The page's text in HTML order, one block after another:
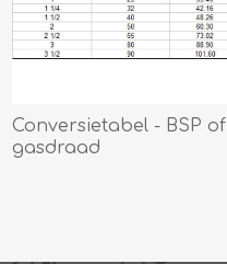
Conversietabel - BSP of
gasdraad